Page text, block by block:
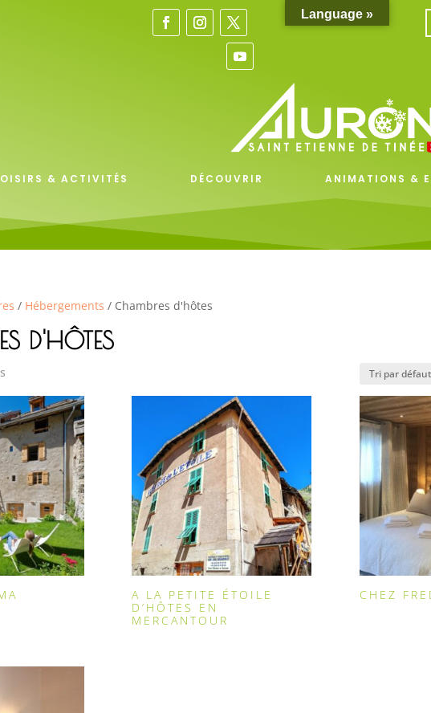
& ACTIVITÉS DÉCOUVRIR ANIMATIONS &
/ Hébergements / Chambres d'hôtes
D'HÔTES
A LA PETITE ÉTOILE
D’HÔTES EN
MERCANTOUR
CHEZ
Language »